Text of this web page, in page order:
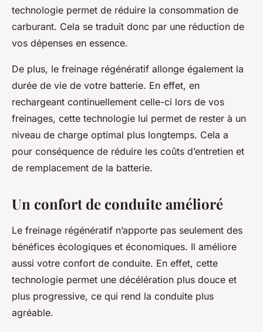
technologie permet de réduire la consommation de
carburant. Cela se traduit donc par une réduction de
vos dépenses en essence.
De plus, le freinage régénératif allonge également la
durée de vie de votre batterie. En effet, en
rechargeant continuellement celle-ci lors de vos
freinages, cette technologie lui permet de rester à un
niveau de charge optimal plus longtemps. Cela a
pour conséquence de réduire les coûts d’entretien et
de remplacement de la batterie.
Un confort de conduite amélioré
Le freinage régénératif n’apporte pas seulement des
bénéfices écologiques et économiques. Il améliore
aussi votre confort de conduite. En effet, cette
technologie permet une décélération plus douce et
plus progressive, ce qui rend la conduite plus
agréable.